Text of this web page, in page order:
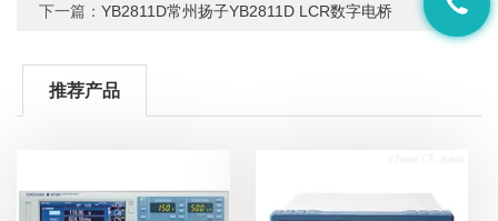
下一篇：YB2811D常州扬子YB2811D LCR数字电桥
推荐产品